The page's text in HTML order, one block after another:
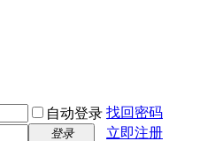
自动登录 找回密码
登录
立即注册